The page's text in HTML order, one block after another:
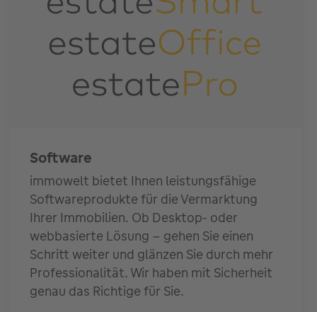
Software
immowelt bietet Ihnen leistungsfähige
Softwareprodukte für die Vermarktung
Ihrer Immobilien. Ob Desktop- oder
webbasierte Lösung – gehen Sie einen
Schritt weiter und glänzen Sie durch mehr
Professionalität. Wir haben mit Sicherheit
genau das Richtige für Sie.